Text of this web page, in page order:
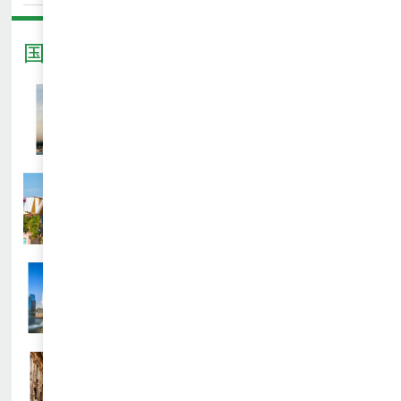
国际游学推荐